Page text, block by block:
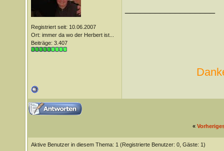
Registriert seit: 10.06.2007
Ort: immer da wo der Herbert ist...
Beiträge: 3.407
«
Aktive Benutzer in diesem Thema: 1 (Registrierte Benutzer: 0, Gäste: 1)